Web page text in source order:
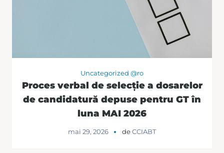
Uncategorized @ro
Proces verbal de selecție a dosarelor
de candidatură depuse pentru GT în
luna MAI 2026
mai 29, 2026 deCCIABT